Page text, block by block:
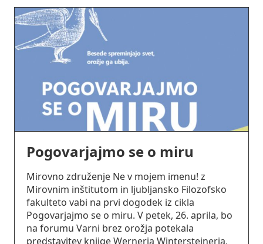
Pogovarjajmo se o miru
Mirovno združenje Ne v mojem imenu! z
Mirovnim inštitutom in ljubljansko Filozofsko
fakulteto vabi na prvi dogodek iz cikla
Pogovarjajmo se o miru. V petek, 26. aprila, bo
na forumu Varni brez orožja potekala
predstavitev knjige Wernerja Wintersteinerja,